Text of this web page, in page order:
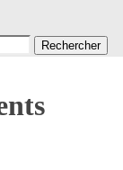
Rechercher